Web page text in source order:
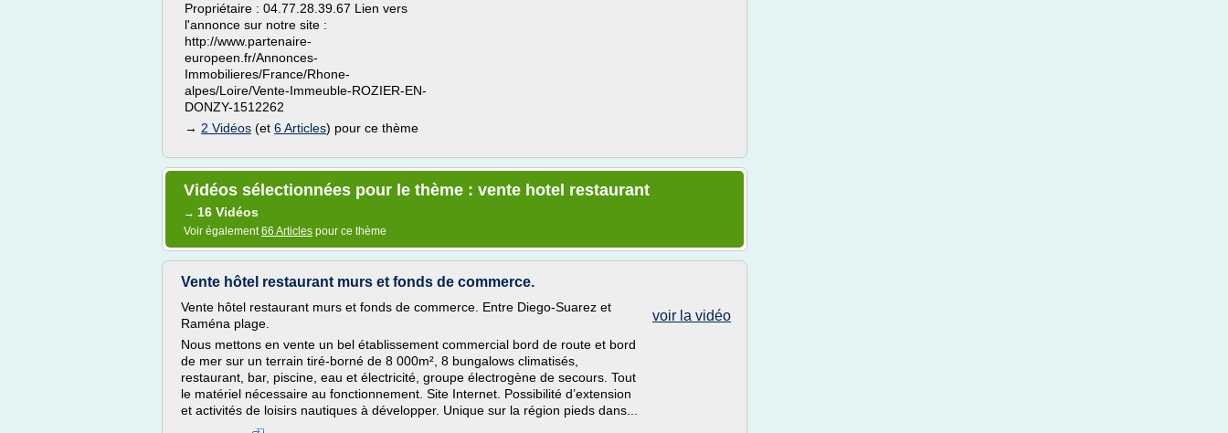
Propriétaire : 04.77.28.39.67 Lien vers
l'annonce sur notre site :
http://www.partenaire-
europeen.fr/Annonces-
Immobilieres/France/Rhone-
alpes/Loire/Vente-Immeuble-ROZIER-EN-
DONZY-1512262
→ 2 Vidéos (et 6 Articles) pour ce thème
Vidéos sélectionnées pour le thème : vente hotel restaurant
→ 16 Vidéos
Voir également66 Articles pour ce thème
Vente hôtel restaurant murs et fonds de commerce.
voir la vidéo
Vente hôtel restaurant murs et fonds de commerce. Entre Diego-Suarez et
Raména plage.
Nous mettons en vente un bel établissement commercial bord de route et bord
de mer sur un terrain tiré-borné de 8 000m², 8 bungalows climatisés,
restaurant, bar, piscine, eau et électricité, groupe électrogène de secours. Tout
le matériel nécessaire au fonctionnement. Site Internet. Possibilité d’extension
et activités de loisirs nautiques à développer. Unique sur la région pieds dans...